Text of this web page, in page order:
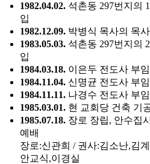
1982.04.02. 석촌동 297번지의
입
1982.12.09. 박병식 목사의 목
1983.05.03. 석촌동 297번지의
입
1984.03.18. 이은두 전도사 부임
1984.11.04. 신명균 전도사 부임
1984.11.11. 나경수 전도사 부임
1985.03.01. 현 교회당 건축 기
1985.07.18. 장로 장립, 안수집
예배
장로:신관희 / 권사:김소난,김
안교식,이경실